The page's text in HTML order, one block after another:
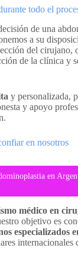
todo el
de una
a su
del cirujano,
de la clínica y
y personalizada,
y apoyo
en nosotros
en
médico en
objetivo es
especializados
internacionales